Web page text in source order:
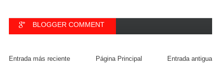
BLOGGER COMMENT
Entrada más reciente Entrada antigua
Página Principal